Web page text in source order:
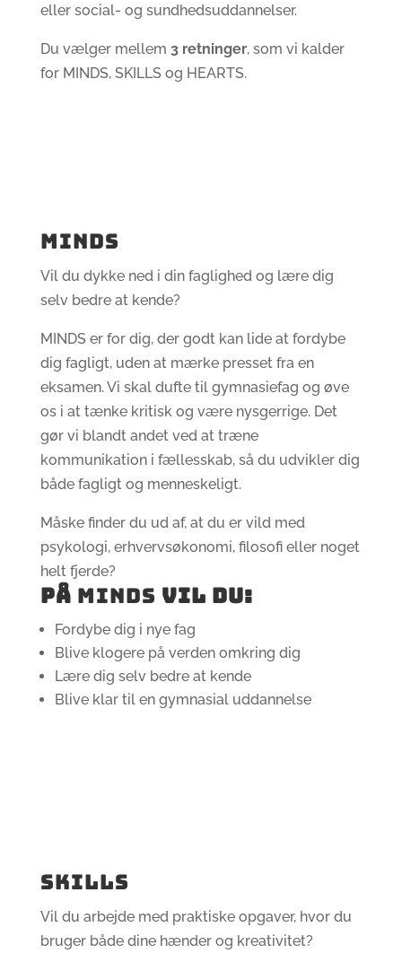
eller social- og sundhedsuddannelser.
Du vælger mellem 3 retninger, som vi kalder
for MINDS, SKILLS og HEARTS.
Minds
Vil du dykke ned i din faglighed og lære dig
selv bedre at kende?
MINDS er for dig, der godt kan lide at fordybe
dig fagligt, uden at mærke presset fra en
eksamen. Vi skal dufte til gymnasiefag og øve
os i at tænke kritisk og være nysgerrige. Det
gør vi blandt andet ved at træne
kommunikation i fællesskab, så du udvikler dig
både fagligt og menneskeligt.
Måske finder du ud af, at du er vild med
psykologi, erhvervsøkonomi, filosofi eller noget
helt fjerde?
PÅ MINDS VIL DU:
Fordybe dig i nye fag
Blive klogere på verden omkring dig
Lære dig selv bedre at kende
Blive klar til en gymnasial uddannelse
SKILLS
Vil du arbejde med praktiske opgaver, hvor du
bruger både dine hænder og kreativitet?